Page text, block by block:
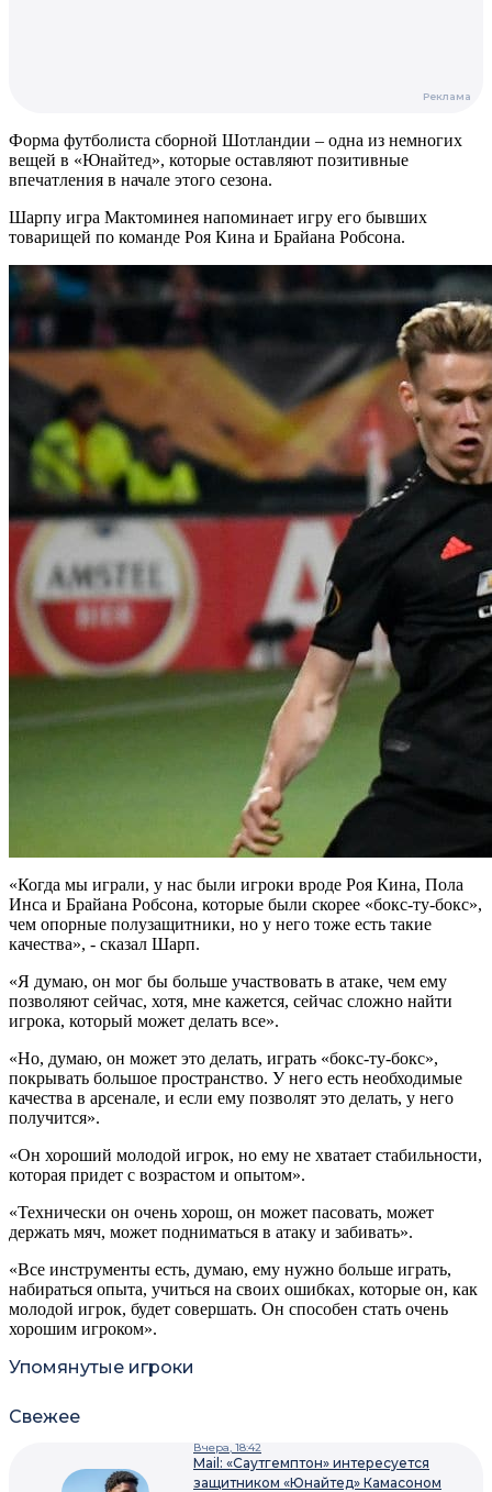
Форма футболиста сборной Шотландии – одна из немногих
вещей в «Юнайтед», которые оставляют позитивные
впечатления в начале этого сезона.
Шарпу игра Мактоминея напоминает игру его бывших
товарищей по команде Роя Кина и Брайана Робсона.
«Когда мы играли, у нас были игроки вроде Роя Кина, Пола
Инса и Брайана Робсона, которые были скорее «бокс-ту-бокс»,
чем опорные полузащитники, но у него тоже есть такие
качества», - сказал Шарп.
«Я думаю, он мог бы больше участвовать в атаке, чем ему
позволяют сейчас, хотя, мне кажется, сейчас сложно найти
игрока, который может делать все».
«Но, думаю, он может это делать, играть «бокс-ту-бокс»,
покрывать большое пространство. У него есть необходимые
качества в арсенале, и если ему позволят это делать, у него
получится».
«Он хороший молодой игрок, но ему не хватает стабильности,
которая придет с возрастом и опытом».
«Технически он очень хорош, он может пасовать, может
держать мяч, может подниматься в атаку и забивать».
«Все инструменты есть, думаю, ему нужно больше играть,
набираться опыта, учиться на своих ошибках, которые он, как
молодой игрок, будет совершать. Он способен стать очень
хорошим игроком».
Упомянутые игроки
Свежее
Вчера, 18:42
Mail: «Саутгемптон» интересуется
защитником «Юнайтед» Камасоном